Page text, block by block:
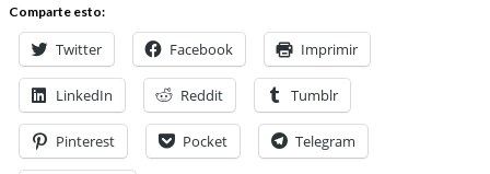
Comparte esto:
Twitter Facebook Imprimir
LinkedIn Reddit Tumblr
Pinterest Pocket Telegram